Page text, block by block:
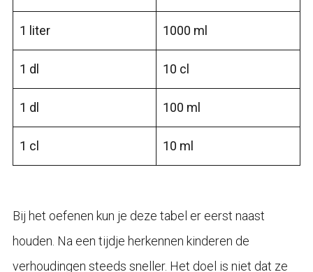
1 liter 1000 ml
1 dl 10 cl
1 dl 100 ml
1 cl 10 ml
Bij het oefenen kun je deze tabel er eerst naast
houden. Na een tijdje herkennen kinderen de
verhoudingen steeds sneller. Het doel is niet dat ze